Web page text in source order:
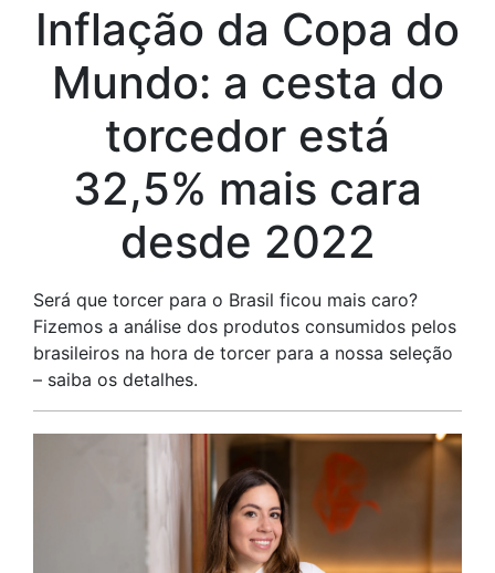
Inflação da Copa do
Mundo: a cesta do
torcedor está
32,5% mais cara
desde 2022
Será que torcer para o Brasil ficou mais caro?
Fizemos a análise dos produtos consumidos pelos
brasileiros na hora de torcer para a nossa seleção
– saiba os detalhes.